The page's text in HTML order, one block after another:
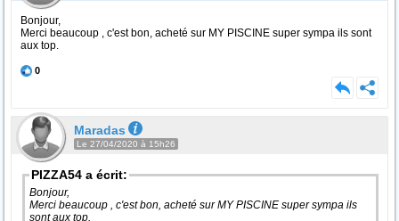
Bonjour,
Merci beaucoup , c'est bon, acheté sur MY PISCINE super sympa ils sont
aux top.
0
Maradas
Le 27/04/2020 à 15h26
PIZZA54 a écrit:
Bonjour,
Merci beaucoup , c'est bon, acheté sur MY PISCINE super sympa ils
sont aux top.